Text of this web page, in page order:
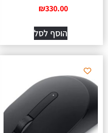
₪330.00
הוסף לסל